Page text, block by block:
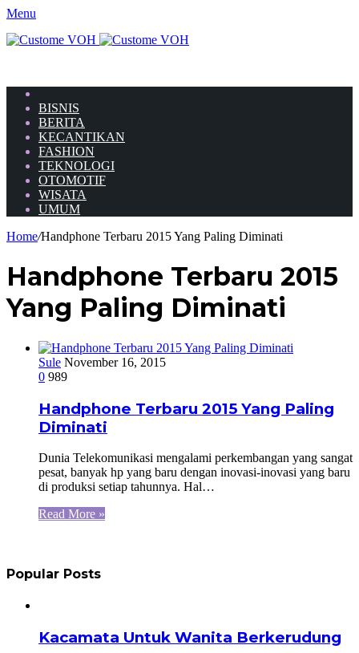
Menu
BISNIS
BERITA
KECANTIKAN
FASHION
TEKNOLOGI
OTOMOTIF
WISATA
UMUM
Home/Handphone Terbaru 2015 Yang Paling Diminati
Handphone Terbaru 2015
Yang Paling Diminati
Sule November 16, 2015
0 989
Handphone Terbaru 2015 Yang Paling
Diminati
Dunia Telekomunikasi mengalami perkembangan yang sangat
pesat, banyak hp yang baru dengan inovasi-inovasi yang baru
di produksi setiap tahunnya. Hal…
Read More »
Popular Posts
Kacamata Untuk Wanita Berkerudung